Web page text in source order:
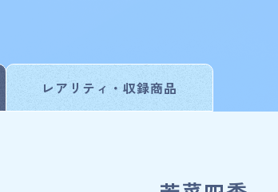
レアリティ・ 収録商品